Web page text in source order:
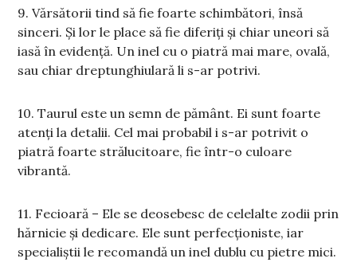
9. Vărsătorii tind să fie foarte schimbători, însă
sinceri. Și lor le place să fie diferiți și chiar uneori să
iasă în evidență. Un inel cu o piatră mai mare, ovală,
sau chiar dreptunghiulară li s-ar potrivi.
10. Taurul este un semn de pământ. Ei sunt foarte
atenți la detalii. Cel mai probabil i s-ar potrivit o
piatră foarte strălucitoare, fie într-o culoare
vibrantă.
11. Fecioară – Ele se deosebesc de celelalte zodii prin
hărnicie și dedicare. Ele sunt perfecționiste, iar
specialiștii le recomandă un inel dublu cu pietre mici.